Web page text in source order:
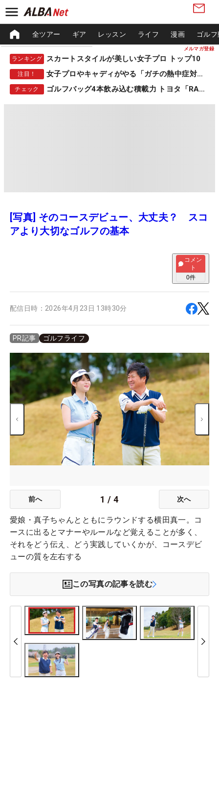
メルマガ登録
全ツアー ギア レッスン ライフ 漫画 ゴル
ランキング スカートスタイルが美しい女子プロ トップ10
注目！ 女子プロやキャディがやる「ガチの熱中症対策」
チェック ゴルフバッグ4本飲み込む積載力 トヨタ「RAV4」
[写真] そのコースデビュー、大丈夫？ スコ
アより大切なゴルフの基本
コメン
ト
0件
配信日時： 2026年4月23日 13時30分
PR記事 ゴルフライフ
前へ 1 /4 次へ
愛娘・真子ちゃんとともにラウンドする横田真一。コ
ースに出るとマナーやルールなど覚えることが多く、
それをどう伝え、どう実践していくかが、コースデビ
ューの質を左右する
この写真の記事を読む